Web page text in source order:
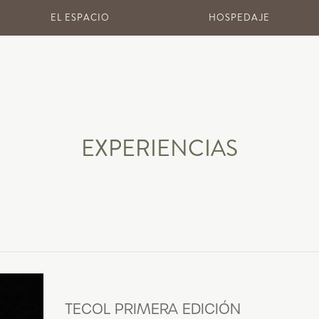
EL ESPACIO HOSPEDAJE
EXPERIENCIAS
TECOL PRIMERA EDICIÓN